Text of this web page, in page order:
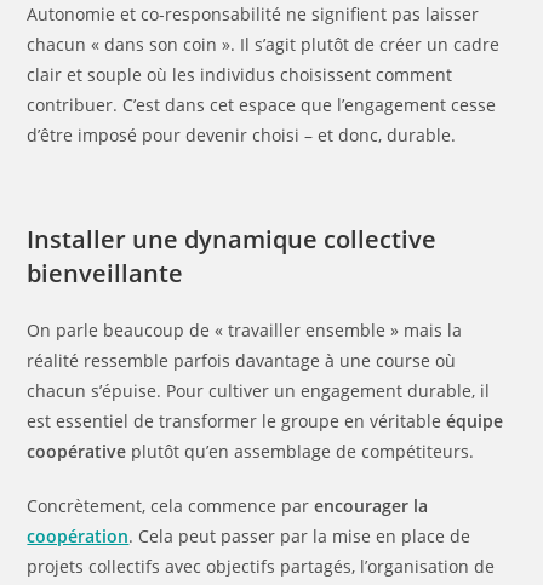
Autonomie et co-responsabilité ne signifient pas laisser
chacun « dans son coin ». Il s’agit plutôt de créer un cadre
clair et souple où les individus choisissent comment
contribuer. C’est dans cet espace que l’engagement cesse
d’être imposé pour devenir choisi – et donc, durable.
Installer une dynamique collective
bienveillante
On parle beaucoup de « travailler ensemble » mais la
réalité ressemble parfois davantage à une course où
chacun s’épuise. Pour cultiver un engagement durable, il
est essentiel de transformer le groupe en véritableéquipe
coopérative plutôt qu’en assemblage de compétiteurs.
Concrètement, cela commence parencourager la
coopération. Cela peut passer par la mise en place de
projets collectifs avec objectifs partagés, l’organisation de